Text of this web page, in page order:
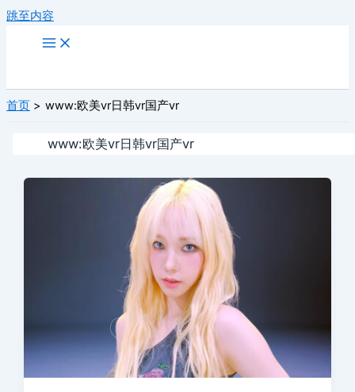
跳至内容
首页 www:欧美vr日韩vr国产vr
www:欧美vr日韩vr国产vr